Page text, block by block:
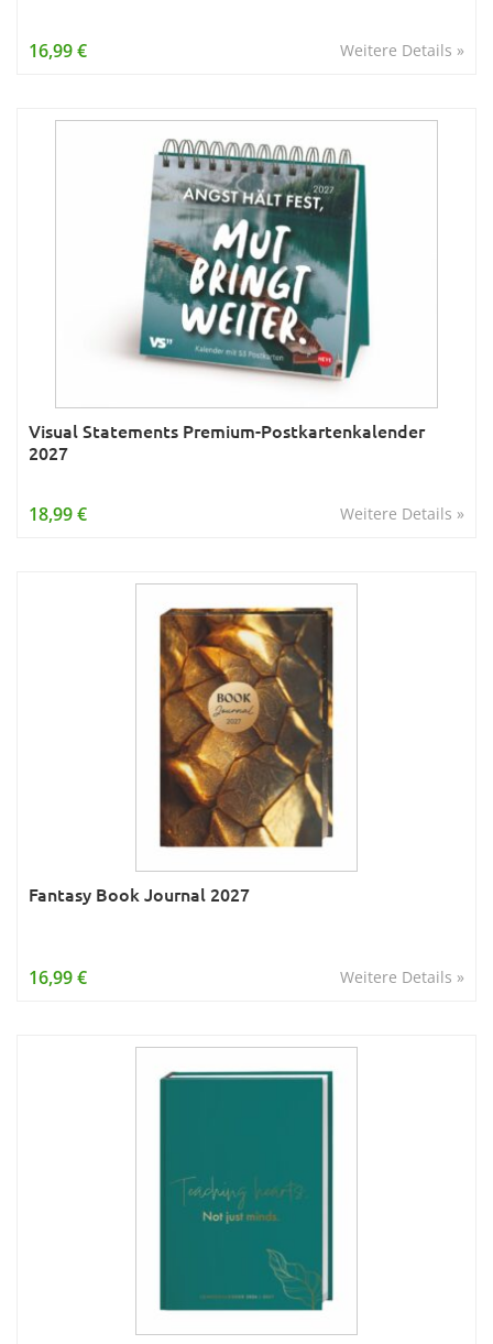
Weitere Details »
16,99 €
Visual Statements Premium-Postkartenkalender
2027
Weitere Details »
18,99 €
Fantasy Book Journal 2027
Weitere Details »
16,99 €